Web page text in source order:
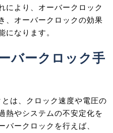
により、オーバークロック
、オーバークロックの効果
になります。
バークロック手
は、クロック速度や電圧の
熱やシステムの不安定化を
バークロックを行えば、